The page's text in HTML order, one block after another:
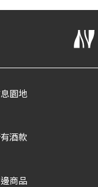
園地
酒款
商品